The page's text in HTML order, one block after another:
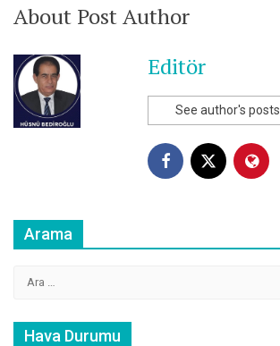
About Post Author
Editör
See author's posts
Arama
Hava Durumu